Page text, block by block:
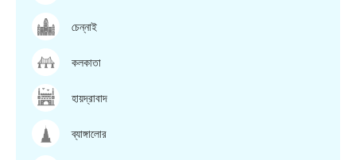
চেন্নাই
কলকাতা
হায়দ্রাবাদ
ব্যাঙ্গালোর